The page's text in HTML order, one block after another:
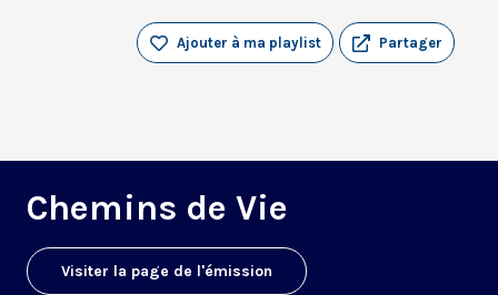
Partager
Ajouter à ma playlist
Chemins de Vie
Visiter la page de l'émission